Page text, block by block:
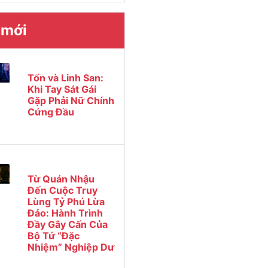
Tốn và Linh San:
Khi Tay Sát Gái
Gặp Phải Nữ Chính
Cứng Đầu
Từ Quán Nhậu
Đến Cuộc Truy
Lùng Tỷ Phú Lừa
Đảo: Hành Trình
Đầy Gây Cấn Của
Bộ Tứ “Đặc
Nhiệm” Nghiệp Dư